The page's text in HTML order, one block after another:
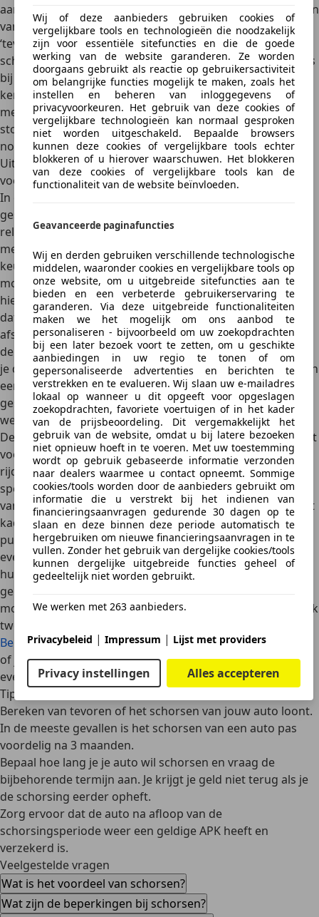
Wij of deze aanbieders gebruiken cookies of
vergelijkbare tools en technologieën die noodzakelijk
zijn voor essentiële sitefuncties en die de goede
werking van de website garanderen. Ze worden
doorgaans gebruikt als reactie op gebruikersactiviteit
om belangrijke functies mogelijk te maken, zoals het
instellen en beheren van inloggegevens of
privacyvoorkeuren. Het gebruik van deze cookies of
vergelijkbare technologieën kan normaal gesproken
niet worden uitgeschakeld. Bepaalde browsers
kunnen deze cookies of vergelijkbare tools echter
blokkeren of u hierover waarschuwen. Het blokkeren
van deze cookies of vergelijkbare tools kan de
functionaliteit van de website beïnvloeden.
Geavanceerde paginafuncties
Wij en derden gebruiken verschillende technologische
middelen, waaronder cookies en vergelijkbare tools op
onze website, om u uitgebreide sitefuncties aan te
bieden en een verbeterde gebruikerservaring te
garanderen. Via deze uitgebreide functionaliteiten
maken we het mogelijk om ons aanbod te
personaliseren - bijvoorbeeld om uw zoekopdrachten
bij een later bezoek voort te zetten, om u geschikte
aanbiedingen in uw regio te tonen of om
gepersonaliseerde advertenties en berichten te
verstrekken en te evalueren. Wij slaan uw e-mailadres
lokaal op wanneer u dit opgeeft voor opgeslagen
zoekopdrachten, favoriete voertuigen of in het kader
van de prijsbeoordeling. Dit vergemakkelijkt het
gebruik van de website, omdat u bij latere bezoeken
niet opnieuw hoeft in te voeren. Met uw toestemming
wordt op gebruik gebaseerde informatie verzonden
naar dealers waarmee u contact opneemt. Sommige
cookies/tools worden door de aanbieders gebruikt om
informatie die u verstrekt bij het indienen van
financieringsaanvragen gedurende 30 dagen op te
slaan en deze binnen deze periode automatisch te
hergebruiken om nieuwe financieringsaanvragen in te
vullen. Zonder het gebruik van dergelijke cookies/tools
kunnen dergelijke uitgebreide functies geheel of
gedeeltelijk niet worden gebruikt.
We werken met 263 aanbieders.
Privacybeleid | Impressum | Lijst met providers
Privacy instellingen Alles accepteren
aangevraagde periode, kan dit uiteraard ook. Het opheffen
van de schorsing is gratis,maar je krijgt het eventueel
‘teveel’ betaalde geld niet terug. Het stopzetten van de
schorsing kan online via deze link. Uiteraard kun je, net als
bij het aanvragen van de schorsing, ook naar het
kentekenloket gaan om de schorsing op te heffen. Een
medewerker zal de schorsing daar gratis voor je
stopzetten. Daarvoor heb je dezelfde benodigdheden
nodig als bij het aanvragen van de schorsing.
Uitzonderingen voor het rijden met een geschorst
voertuig
In enkele gevallen mag je toch de weg op met een
geschorst voertuig. De lijst met uitzonderingen is echter
relatief kort. De meest belangrijke uitzondering is dat je
met een geschorst voertuig de weg op mag om de apk-
keuring te laten doen.Wanneer de schorsing afloopt,
moet je immers een geldige apk keuring hebben.Maak
hiervoor een afspraak met een RDW-erkend autobedrijf
dat apk-keuringen verzorgt en neem de
afspraakbevestiging mee. Bij een eventuele controle door
de politie moet u deze kunnen laten zien. Daarnaast moet
je de autominimaal WA verzekerd hebben . Het hebben van
een verzekering is weliswaar niet verplicht bij een
geschorst voertuig, maar dat gaat niet op als je ermee de
weg op gaat.
De tweede uitzondering voor het rijden met een geschorst
voertuig iswanneer je ermee naar een erkend evenement
rijdt.
Onder een erkend evenement wordt verstaan: ‘Een
speciaal evenement of een festiviteit waarbij het gebruik
van een historisch motorrijtuig tot doel heeft om dit in het
kader van het evenement of festiviteit als zodanig aan het
publiek te tonen’. Dat is een vrij brede definitie. Een
evenement met persoonlijk karakter,zoals een
huwelijksfeest,komt hiervoor dus niet in aanmerking. Om
gebruik te kunnen maken van de evenementenregeling
moet de organisator van het evenement jouw auto uiterlijk
twee maanden van tevoren aanmelden
Belastingdienst. Overleg daarom altijd met de organisatie
of jouw auto in aanmerking komt voor de
evenementenregeling.
Tips
Bereken van tevoren of het schorsen van jouw auto loont.
In de meeste gevallen is het schorsen van een auto pas
voordelig na 3 maanden.
Bepaal hoe lang je je auto wil schorsen en vraag de
bijbehorende termijn aan. Je krijgt je geld niet terug als je
de schorsing eerder opheft.
Zorg ervoor dat de auto na afloop van de
schorsingsperiode weer een geldige APK heeft en
verzekerd is.
Veelgestelde vragen
Wat is het voordeel van schorsen?
Wat zijn de beperkingen bij schorsen?